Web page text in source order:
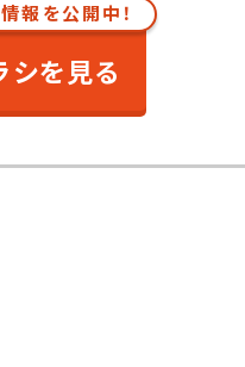
報を公開中！
シを見る